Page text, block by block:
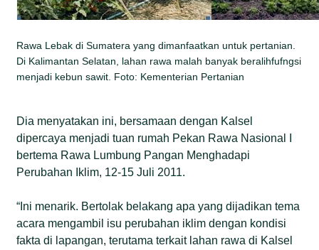
Rawa Lebak di Sumatera yang dimanfaatkan untuk pertanian.
Di Kalimantan Selatan, lahan rawa malah banyak beralihfufngsi
menjadi kebun sawit. Foto: Kementerian Pertanian
Dia menyatakan ini, bersamaan dengan Kalsel
dipercaya menjadi tuan rumah Pekan Rawa Nasional I
bertema Rawa Lumbung Pangan Menghadapi
Perubahan Iklim, 12-15 Juli 2011.
“Ini menarik. Bertolak belakang apa yang dijadikan tema
acara mengambil isu perubahan iklim dengan kondisi
fakta di lapangan, terutama terkait lahan rawa di Kalsel